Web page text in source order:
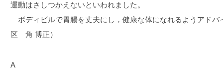
運動はさしつかえないといわれました。
ボディビルで胃腸を丈夫にし，健康な体になれるようアドバ
区 角 博正）
A